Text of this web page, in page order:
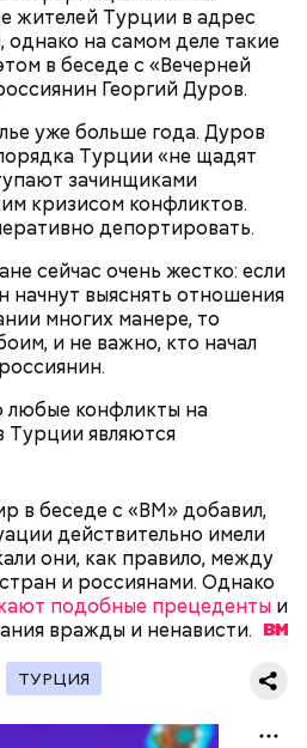
жителей Турции в адрес
однако на самом деле такие
в беседе с «Вечерней
Георгий Дуров.
уже больше года. Дуров
Турции «не щадят
зачинщиками
кризисом конфликтов.
депортировать.
сейчас очень жестко: если
начнут выяснять отношения
многих манере, то
и не важно, кто начал
любые конфликты на
Турции являются
в беседе с «ВМ» добавил,
действительно имели
они, как правило, между
и россиянами. Однако
подобные прецеденты и
вражды и ненависти.
ТУРЦИЯ
таких походах даже мечтать
такое путешествие
340 белорусских рублей
ЦБ РФ — п
действительно непростая
ядерного оружия, оружия
стоят остро.
часов никак не
вооружения и экологии.
субъектов
которые
эгоистическими
эту теперь уже
привлечь средства для
не менее нелепых и
классическое
свое мнение военный